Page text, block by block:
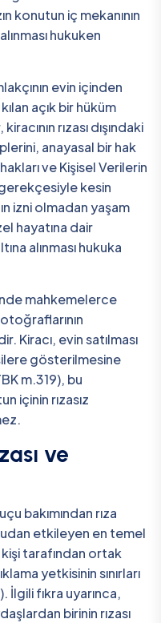
konutun iç mekanının
hukuken
evin içinden
açık bir hüküm
rızası dışındaki
anayasal bir hak
ve Kişisel Verilerin
gerekçesiyle kesin
izni olmadan yaşam
hayatına dair
alınması hukuka
mahkemelerce
Kiracı, evin satılması
gösterilmesine
m.319), bu
içinin rızasız
ve
bakımından rıza
etkileyen en temel
tarafından ortak
yetkisinin sınırları
İlgili fıkra uyarınca,
birinin rızası